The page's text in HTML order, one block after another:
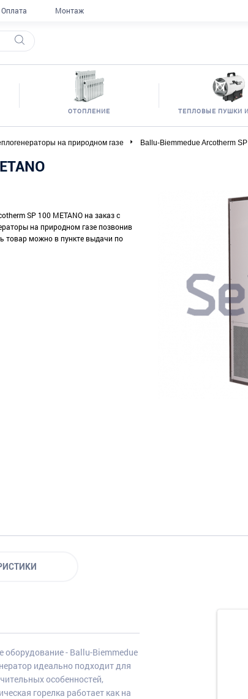
Оплата Монтаж
ОТОПЛЕНИЕ ТЕПЛОВЫЕ ПУШКИ
на природном газе Ballu-Biemmedue Arcotherm
SP 100 METANO на заказ с
на природном газе позвонив
товар можно в пункте выдачи по
- Ballu-Biemmedue
идеально подходит для
особенностей,
горелка работает как на